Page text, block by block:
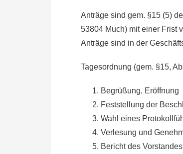
Anträge sind gem. §15 (5)
53804 Much) mit einer Frist
Anträge sind in der
Tagesordnung (gem. §15,
Begrüßung, Eröffnung
Feststellung der
Wahl eines
Verlesung und
Bericht des